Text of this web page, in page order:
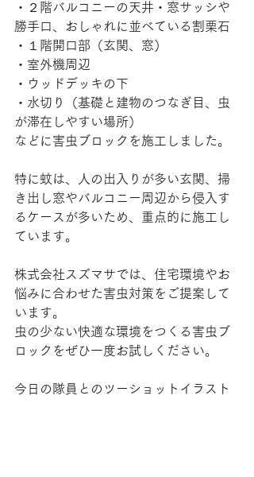
・２階バルコニーの天井・窓サッシや
勝手口、おしゃれに並べている割栗石
・１階開口部（玄関、窓）
・室外機周辺
・ウッドデッキの下
・水切り（基礎と建物のつなぎ目、虫
が滞在しやすい場所）
などに害虫ブロックを施工しました。
特に蚊は、人の出入りが多い玄関、掃
き出し窓やバルコニー周辺から侵入す
るケースが多いため、重点的に施工し
ています。
株式会社スズマサでは、住宅環境やお
悩みに合わせた害虫対策をご提案して
います。
虫の少ない快適な環境をつくる害虫ブ
ロックをぜひ一度お試しください。
今日の隊員とのツーショットイラスト